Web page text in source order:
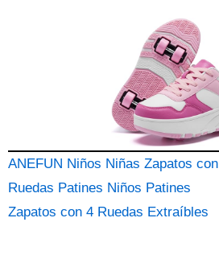
ANEFUN Niños Niñas Zapatos con
Ruedas Patines Niños Patines
Zapatos con 4 Ruedas Extraíbles